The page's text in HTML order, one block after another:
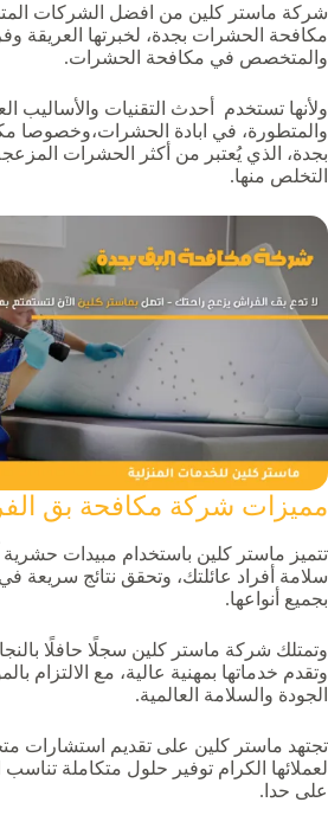
شركة ماستر كلين من افضل الشركات
مكافحة الحشرات بجدة، لخبرتها العريقة
والمتخصص في مكافحة الحشرات.
ولأنها تستخدم أحدث التقنيات والأساليب
والمتطورة، في ابادة الحشرات،وخصوصا
بجدة، الذي يُعتبر من أكثر الحشرات
التخلص منها.
مميزات شركة مكافحة بق
تتميز ماستر كلين باستخدام مبيدات
سلامة أفراد عائلتك، وتحقق نتائج سريعة
بجميع أنواعها.
وتمتلك شركة ماستر كلين سجلًا حافلًا
وتقدم خدماتها بمهنية عالية، مع الالتزام
الجودة والسلامة العالمية.
تجتهد ماستر كلين على تقديم استشارات
لعملائها الكرام توفير حلول متكاملة
على حدا.